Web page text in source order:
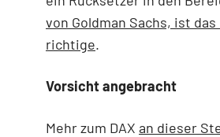
von Goldman Sachs, ist
richtige.
Vorsicht angebracht
Mehr zum DAX an dieser